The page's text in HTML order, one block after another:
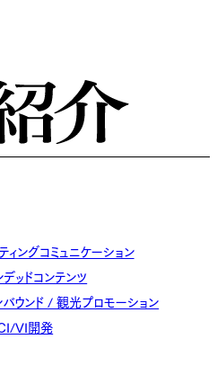
ングコミュニケーション
ッドコンテンツ
バウンド / 観光プロモーション
VI開発